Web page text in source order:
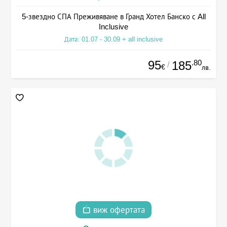
5-звездно СПА Преживяване в Гранд Хотел Банско с All
Inclusive
Дата: 01.07 - 30.09 + all inclusive
95€ / 185.80
лв.
виж офертата